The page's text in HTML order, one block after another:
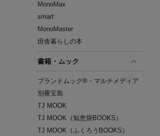
MonoMax
smart
MonoMaster
田舎暮らしの本
書籍・ムック
ブランドムック®・マルチメディア
別冊宝島
TJ MOOK
TJ MOOK（知恵袋BOOKS）
TJ MOOK（ふくろうBOOKS）